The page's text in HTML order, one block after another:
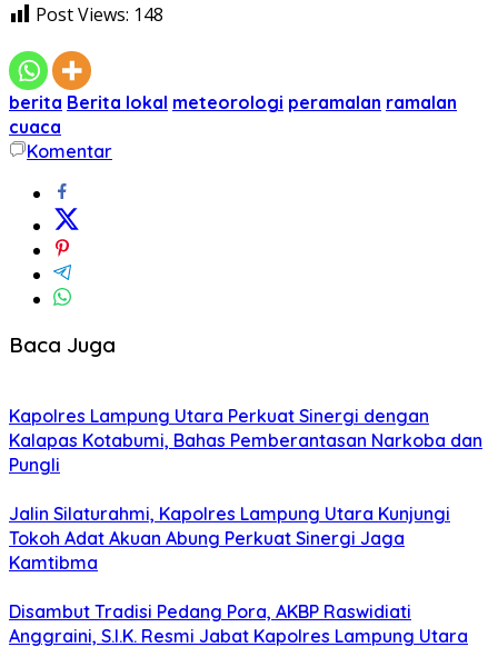
Post Views: 148
berita Berita lokal meteorologi peramalan ramalan
cuaca
Komentar
Baca Juga
Kapolres Lampung Utara Perkuat Sinergi dengan
Kalapas Kotabumi, Bahas Pemberantasan Narkoba dan
Pungli
Jalin Silaturahmi, Kapolres Lampung Utara Kunjungi
Tokoh Adat Akuan Abung Perkuat Sinergi Jaga
Kamtibma
Disambut Tradisi Pedang Pora, AKBP Raswidiati
Anggraini, S.I.K. Resmi Jabat Kapolres Lampung Utara